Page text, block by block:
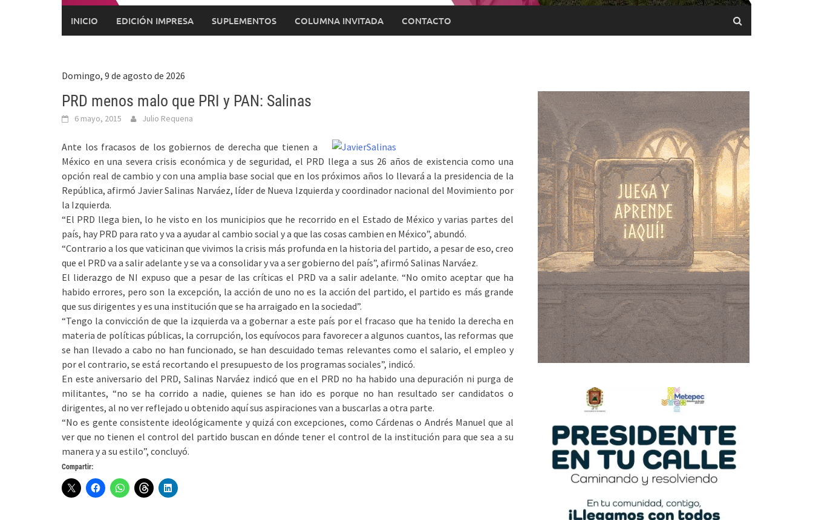
INICIO EDICIÓN IMPRESA SUPLEMENTOS COLUMNA INVITADA CONTACTO
Domingo, 9 de agosto de 2026
PRD menos malo que PRI y PAN: Salinas
6 mayo, 2015 Julio Requena
Ante los fracasos de los gobiernos de derecha que tienen a
México en una severa crisis económica y de seguridad, el PRD llega a sus 26 años de existencia como una
opción real de cambio y con una amplia base social que en los próximos años lo llevará a la presidencia de la
República, afirmó Javier Salinas Narváez, líder de Nueva Izquierda y coordinador nacional del Movimiento por
la Izquierda.
“El PRD llega bien, lo he visto en los municipios que he recorrido en el Estado de México y varias partes del
país, hay PRD para rato y va a ayudar al cambio social y a que las cosas cambien en México”, abundó.
“Contrario a los que vaticinan que vivimos la crisis más profunda en la historia del partido, a pesar de eso, creo
que el PRD va a salir adelante y se va a consolidar y va a ser gobierno del país”, afirmó Salinas Narváez.
El liderazgo de NI expuso que a pesar de las críticas el PRD va a salir adelante. “No omito aceptar que ha
habido errores, pero son la excepción, la acción de uno no es la acción del partido, el partido es más grande
que sus dirigentes y es una institución que se ha arraigado en la sociedad”.
“Tengo la convicción de que la izquierda va a gobernar a este país por el fracaso que ha tenido la derecha en
materia de políticas públicas, la corrupción, los equívocos para favorecer a algunos cuantos, las reformas que
se han llevado a cabo no han funcionado, se han descuidado temas relevantes como el salario, el empleo y
por el contrario, se está recortando el presupuesto de los programas sociales”, indicó.
En este aniversario del PRD, Salinas Narváez indicó que en el PRD no ha habido una depuración ni purga de
militantes, “no se ha corrido a nadie, quienes se han ido es porque no han resultado ser candidatos o
dirigentes, al no ver reflejado u obtenido aquí sus aspiraciones van a buscarlas a otra parte.
“No es gente consistente ideológicamente y quizá con excepciones, como Cárdenas o Andrés Manuel que al
ver que no tienen el control del partido buscan en dónde tener el control de la institución para que sea a su
manera y a su estilo”, concluyó.
Compartir: